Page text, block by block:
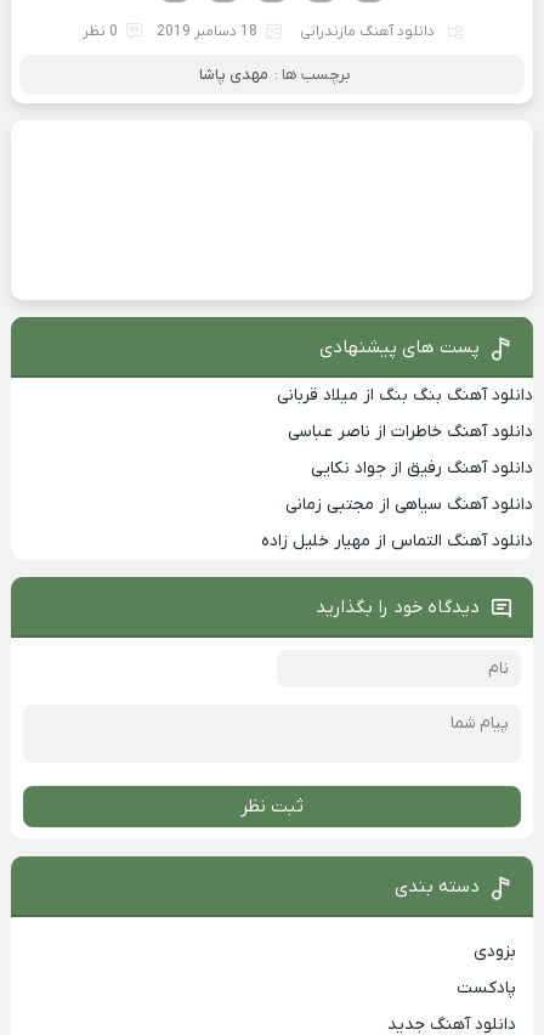
دانلود آهنگ مازندرانی 18 دسامبر 2019 0 نظر
برچسب ها : مهدی پاشا
پست های پیشنهادی
دانلود آهنگ بنگ بنگ از میلاد قربانی
دانلود آهنگ خاطرات از ناصر عباسی
دانلود آهنگ رفیق از جواد نکایی
دانلود آهنگ سیاهی از مجتبی زمانی
دانلود آهنگ التماس از مهیار خلیل زاده
دیدگاه خود را بگذارید
ثبت نظر
دسته بندی
بزودی
پادکست
دانلود آهنگ جدید